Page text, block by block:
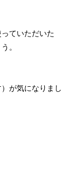
ていただいた
。
が気になりまし